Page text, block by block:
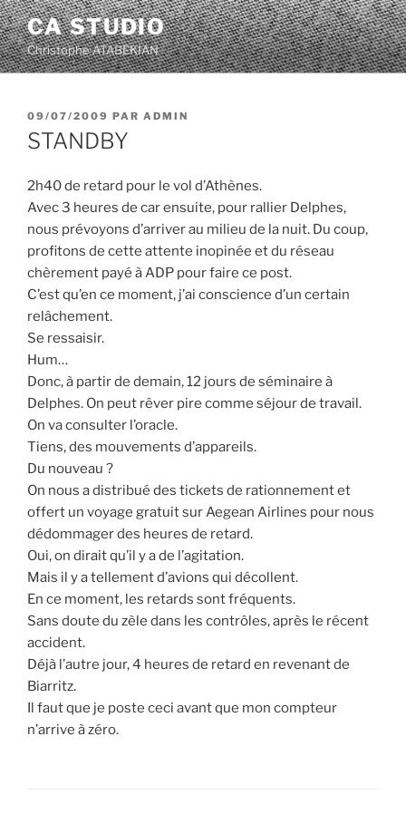
Aller
au
contenu
principal
CA STUDIO
Christophe ATABEKIAN
PUBLIÉ
LE
09/07/2009 PAR ADMIN
STANDBY
2h40 de retard pour le vol d’Athènes.
Avec 3 heures de car ensuite, pour rallier Delphes,
nous prévoyons d’arriver au milieu de la nuit. Du coup,
profitons de cette attente inopinée et du réseau
chèrement payé à ADP pour faire ce post.
C’est qu’en ce moment, j’ai conscience d’un certain
relâchement.
Se ressaisir.
Hum…
Donc, à partir de demain, 12 jours de séminaire à
Delphes. On peut rêver pire comme séjour de travail.
On va consulter l’oracle.
Tiens, des mouvements d’appareils.
Du nouveau ?
On nous a distribué des tickets de rationnement et
offert un voyage gratuit sur Aegean Airlines pour nous
dédommager des heures de retard.
Oui, on dirait qu’il y a de l’agitation.
Mais il y a tellement d’avions qui décollent.
En ce moment, les retards sont fréquents.
Sans doute du zèle dans les contrôles, après le récent
accident.
Déjà l’autre jour, 4 heures de retard en revenant de
Biarritz.
Il faut que je poste ceci avant que mon compteur
n’arrive à zéro.